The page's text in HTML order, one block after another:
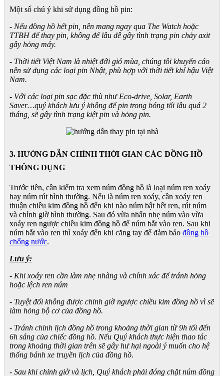
Một số chú ý khi sử dụng đồng hồ pin:
- Nếu đồng hồ hết pin, nên mang ngay qua The Watch hoặc
TTBH để thay pin, không để lâu dễ gây tình trạng pin chảy axit
gây hỏng máy.
- Thời tiết Việt Nam là nhiệt đới gió mùa, chúng tôi khuyến cáo
nên sử dụng các loại pin Nhật, phù hợp với thời tiết khí hậu Việt
Nam.
- Với các loại pin sạc đặc thù như Eco-drive, Solar, Earth
Saver…quý khách lưu ý không để pin trong bóng tối lâu quá 2
tháng, sẽ gây tình trạng kiệt pin và hỏng pin.
3. HƯỚNG DẪN CHỈNH THỜI GIAN CÁC ĐỒNG HỒ
THÔNG DỤNG
Trước tiên, cần kiểm tra xem núm đồng hồ là loại núm ren xoáy
hay núm rút bình thường. Nếu là núm ren xoáy, cần xoáy ren
thuận chiều kim đồng hồ đến khi nào núm bật hết ren, rút núm
và chỉnh giờ bình thường. Sau đó vừa nhấn nhẹ núm vào vừa
xoáy ren ngược chiều kim đồng hồ để núm bắt vào ren. Sau khi
núm bắt vào ren thì xoáy đến khi căng tay để đảm bảo đồng hồ
chống nước.
Lưu ý:
- Khi xoáy ren cần làm nhẹ nhàng và chính xác để tránh hỏng
hoặc lệch ren núm
- Tuyệt đối không được chỉnh giờ ngược chiều kim đồng hồ vì sẽ
làm hỏng bộ cơ của đồng hồ.
- Tránh chỉnh lịch đồng hồ trong khoảng thời gian từ 9h tối đến
6h sáng của chiếc đồng hồ. Nếu Quý khách thực hiện thao tác
trong khoảng thời gian trên sẽ gây hư hại ngoài ý muốn cho hệ
thống bánh xe truyền lịch của đồng hồ.
- Sau khi chỉnh giờ và lịch, Quý khách phải đóng chặt núm đồng